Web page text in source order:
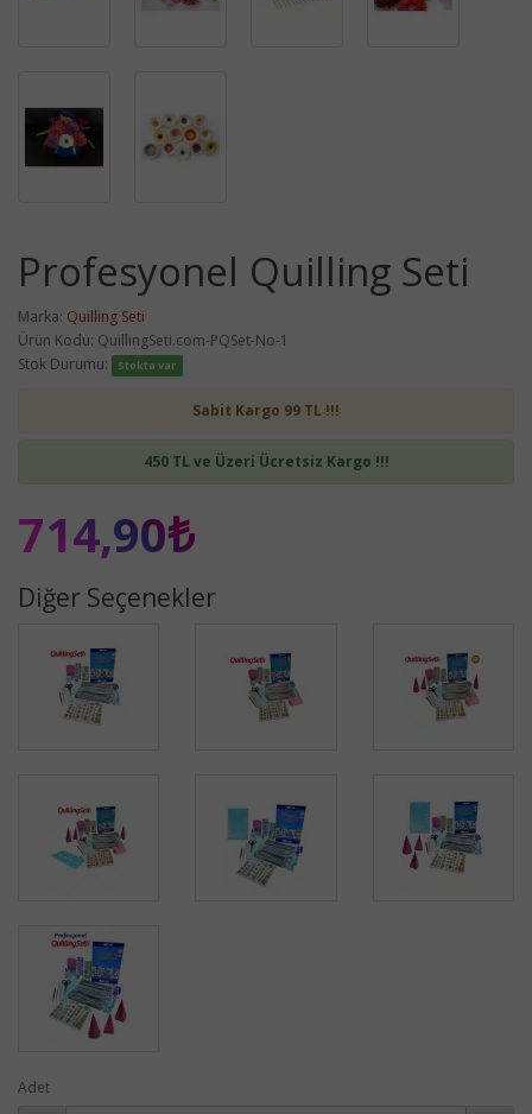
Profesyonel Quilling Seti
Marka: Quilling Seti
Ürün Kodu: QuillingSeti.com-PQSet-No-1
Stok Durumu:
Stokta var
Sabit Kargo 99 TL !!!
450 TL ve Üzeri Ücretsiz Kargo !!!
714,90₺
Diğer Seçenekler
Adet